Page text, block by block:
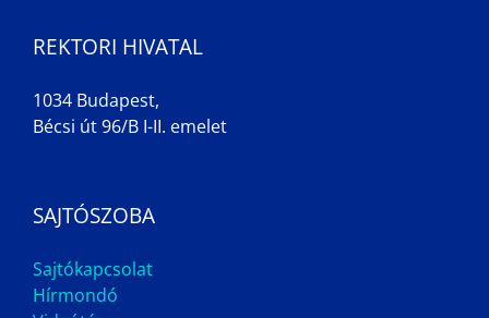
REKTORI HIVATAL
1034 Budapest,
Bécsi út 96/B I-II. emelet
SAJTÓSZOBA
Sajtókapcsolat
Hírmondó